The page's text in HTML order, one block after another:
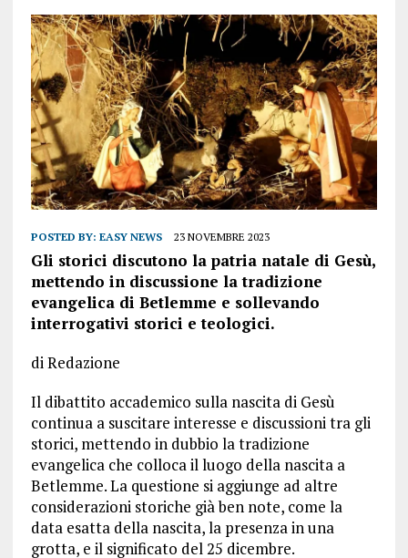
POSTED BY: EASY NEWS 23 NOVEMBRE 2023
Gli storici discutono la patria natale di Gesù,
mettendo in discussione la tradizione
evangelica di Betlemme e sollevando
interrogativi storici e teologici.
di Redazione
Il dibattito accademico sulla nascita di Gesù
continua a suscitare interesse e discussioni tra gli
storici, mettendo in dubbio la tradizione
evangelica che colloca il luogo della nascita a
Betlemme. La questione si aggiunge ad altre
considerazioni storiche già ben note, come la
data esatta della nascita, la presenza in una
grotta, e il significato del 25 dicembre.